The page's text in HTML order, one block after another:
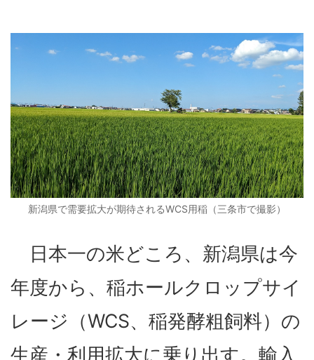
新潟県で需要拡大が期待されるWCS用稲（三条市で撮影）
日本一の米どころ、新潟県は今
年度から、稲ホールクロップサイ
レージ（WCS、稲発酵粗飼料）の
生産・利用拡大に乗り出す。輸入